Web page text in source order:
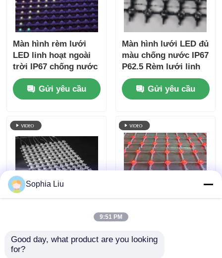
Màn hình rèm lưới
LED linh hoạt ngoài
trời IP67 chống nước
P50 đủ màu cho mặt
tiền tòa nhàGửi yêu cầu
Màn hình lưới LED đủ
màu chống nước IP67
P62.5 Rèm lưới linh
hoạt ngoài trời để
thiết kế sân khấu và
trang trí tòa nhà
Gửi yêu cầu
10000nits IP67 cho
quảng cáo mặt tiền
Màn hình lưới LED
IP67 Màn hình lớn
Sophia Liu
9:51 PM
Good day, what product are you looking
for?